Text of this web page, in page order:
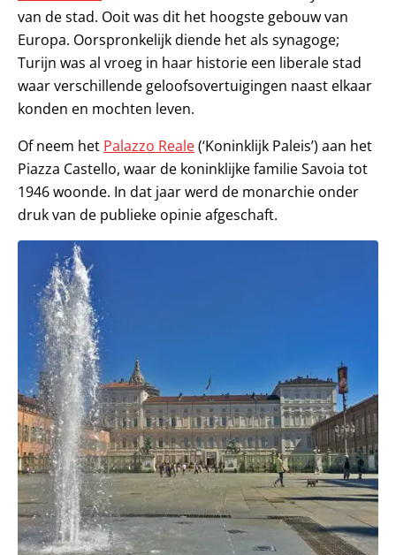
van de stad. Ooit was dit het hoogste gebouw van
Europa. Oorspronkelijk diende het als synagoge;
Turijn was al vroeg in haar historie een liberale stad
waar verschillende geloofsovertuigingen naast elkaar
konden en mochten leven.
Of neem het Palazzo Reale(‘Koninklijk Paleis’) aan het
Piazza Castello, waar de koninklijke familie Savoia tot
1946 woonde. In dat jaar werd de monarchie onder
druk van de publieke opinie afgeschaft.